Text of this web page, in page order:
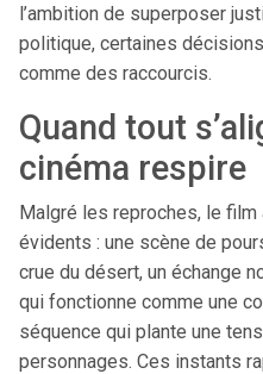
l’ambition de superposer
politique, certaines
comme des raccourcis.
Quand tout
cinéma respire
Malgré les reproches, le
évidents : une scène de
crue du désert, un échange
qui fonctionne comme une
séquence qui plante une
personnages. Ces instants